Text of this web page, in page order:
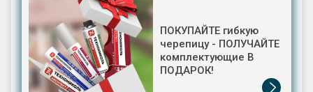
ПОКУПАЙТЕ гибкую
черепицу - ПОЛУЧАЙТЕ
комплектующие В
ПОДАРОК!